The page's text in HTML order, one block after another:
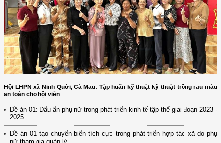
Hội LHPN xã Ninh Quới, Cà Mau: Tập huấn kỹ thuật kỹ thuật trồng rau màu
an toàn cho hội viên
Đề án 01: Dấu ấn phụ nữ trong phát triển kinh tế tập thể giai đoạn 2023 -
2025
Đề án 01 tạo chuyển biến tích cực trong phát triển hợp tác xã do phụ
nữ tham gia quản lý